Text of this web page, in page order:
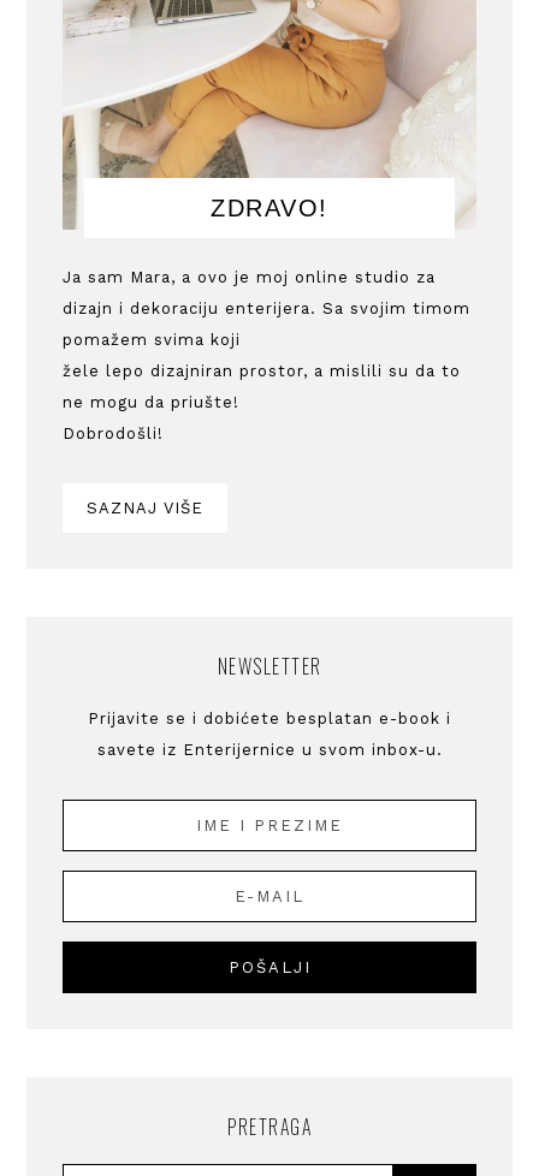
ZDRAVO!
Ja sam Mara, a ovo je moj online studio za
dizajn i dekoraciju enterijera. Sa svojim timom
pomažem svima koji
žele lepo dizajniran prostor, a mislili su da to
ne mogu da priušte!
Dobrodošli!
SAZNAJ VIŠE
NEWSLETTER
Prijavite se i dobićete besplatan e-book i
savete iz Enterijernice u svom inbox-u.
PRETRAGA